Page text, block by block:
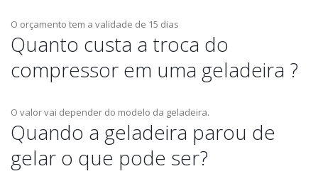
O orçamento tem a validade de 15 dias
Quanto custa a troca do
compressor em uma geladeira ?
O valor vai depender do modelo da geladeira.
Quando a geladeira parou de
gelar o que pode ser?